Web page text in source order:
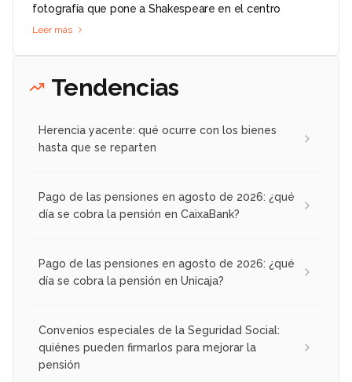
fotografía que pone a Shakespeare en el centro
Leer más
Tendencias
Herencia yacente: qué ocurre con los bienes
hasta que se reparten
Pago de las pensiones en agosto de 2026: ¿qué
día se cobra la pensión en CaixaBank?
Pago de las pensiones en agosto de 2026: ¿qué
día se cobra la pensión en Unicaja?
Convenios especiales de la Seguridad Social:
quiénes pueden firmarlos para mejorar la
pensión